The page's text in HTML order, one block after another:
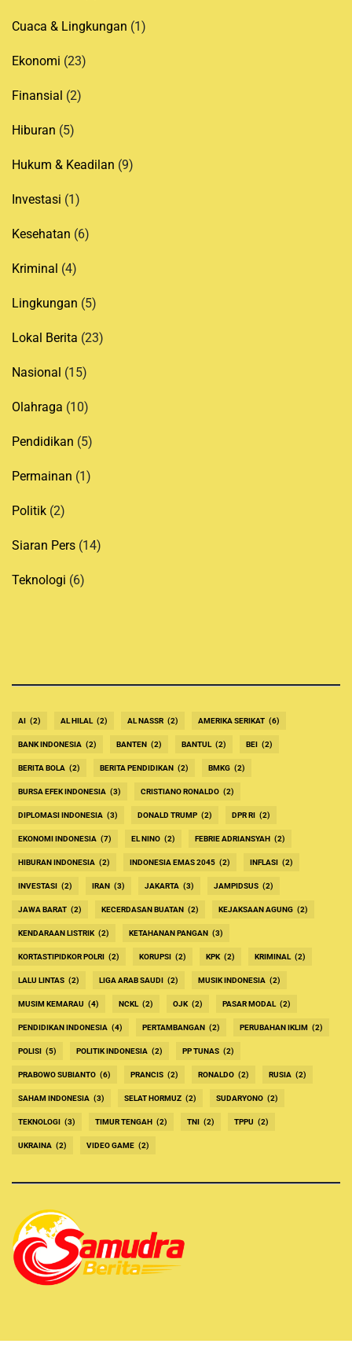
Cuaca & Lingkungan (1)
Ekonomi (23)
Finansial (2)
Hiburan (5)
Hukum & Keadilan (9)
Investasi (1)
Kesehatan (6)
Kriminal (4)
Lingkungan (5)
Lokal Berita (23)
Nasional (15)
Olahraga (10)
Pendidikan (5)
Permainan (1)
Politik (2)
Siaran Pers (14)
Teknologi (6)
AI (2) AL HILAL (2) AL NASSR (2) AMERIKA SERIKAT (6)
BANK INDONESIA (2) BANTEN (2) BANTUL (2) BEI (2)
BERITA BOLA (2) BERITA PENDIDIKAN (2) BMKG (2)
BURSA EFEK INDONESIA (3) CRISTIANO RONALDO (2)
DIPLOMASI INDONESIA (3) DONALD TRUMP (2) DPR RI (2)
EKONOMI INDONESIA (7) EL NINO (2) FEBRIE ADRIANSYAH (2)
HIBURAN INDONESIA (2) INDONESIA EMAS 2045 (2) INFLASI (2)
INVESTASI (2) IRAN (3) JAKARTA (3) JAMPIDSUS (2)
JAWA BARAT (2) KECERDASAN BUATAN (2) KEJAKSAAN AGUNG (2)
KENDARAAN LISTRIK (2) KETAHANAN PANGAN (3)
KORTASTIPIDKOR POLRI (2) KORUPSI (2) KPK (2) KRIMINAL (2)
LALU LINTAS (2) LIGA ARAB SAUDI (2) MUSIK INDONESIA (2)
MUSIM KEMARAU (4) NCKL (2) OJK (2) PASAR MODAL (2)
PENDIDIKAN INDONESIA (4) PERTAMBANGAN (2) PERUBAHAN IKLIM (2)
POLISI (5) POLITIK INDONESIA (2) PP TUNAS (2)
PRABOWO SUBIANTO (6) PRANCIS (2) RONALDO (2) RUSIA (2)
SAHAM INDONESIA (3) SELAT HORMUZ (2) SUDARYONO (2)
TEKNOLOGI (3) TIMUR TENGAH (2) TNI (2) TPPU (2)
UKRAINA (2) VIDEO GAME (2)